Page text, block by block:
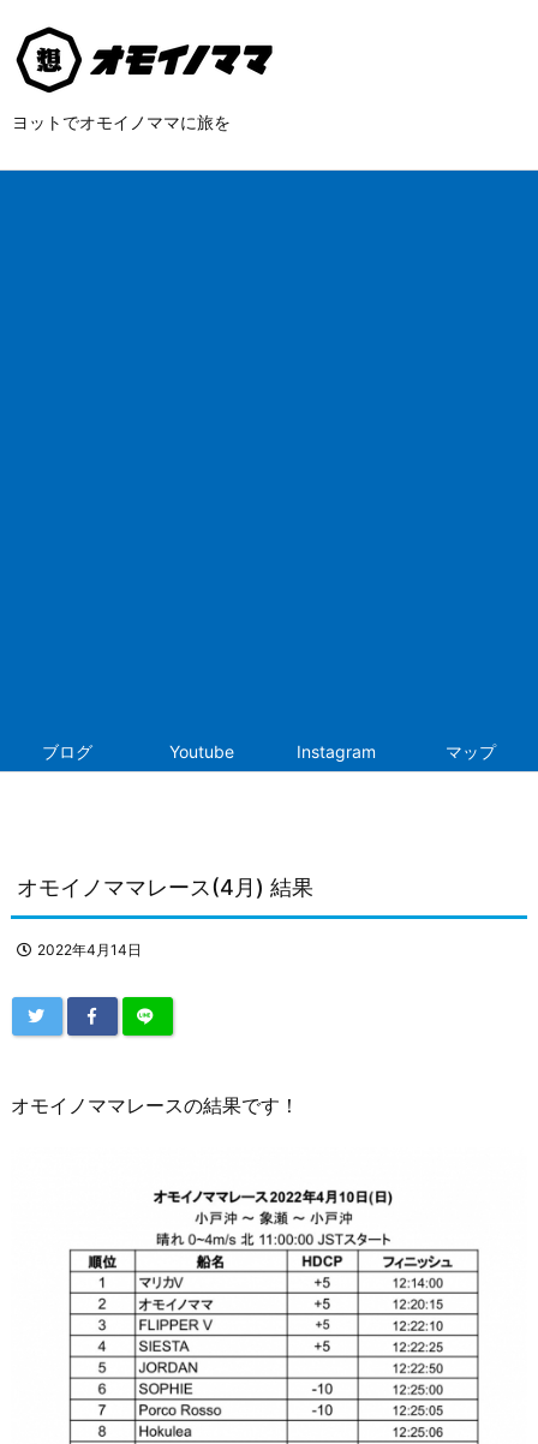
ヨットでオモイノママに旅を
ブログ Youtube Instagram マップ
オモイノママレース(4月) 結果
2022年4月14日
オモイノママレースの結果です！